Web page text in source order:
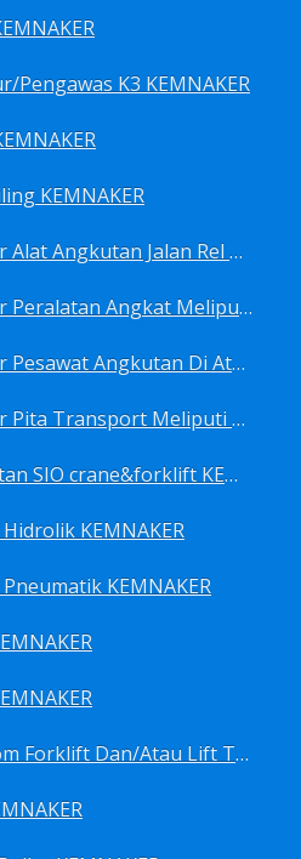
K3 KEMNAKER
KEMNAKER
Sertifikasi Operator Alat Angkutan Jalan Rel Meliputi Operator Lokomotif Dan Lori KEMNAKER
Sertifikasi Operator Peralatan Angkat Meliputi Operator Dongkrak Mekanik (Lier) KEMNAKER
Sertifikasi Operator Pesawat Angkutan Di Atas Landasan Dan Di Atas Permukaan Meliputi Antara Lain Operator: Dump Truk KEMNAKER
Sertifikasi Operator Pita Transport Meliputi Operator Eskalator KEMNAKER
Sertifikasi Pembuatan SIO crane&forklift KEMNAKER
KEMNAKER
KEMNAKER
Sertifikasi Side Boom Forklift Dan/Atau Lift Truk KEMNAKER